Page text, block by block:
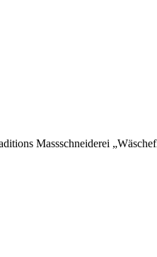
Massschneiderei